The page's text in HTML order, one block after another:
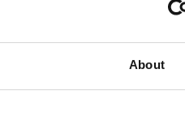
About